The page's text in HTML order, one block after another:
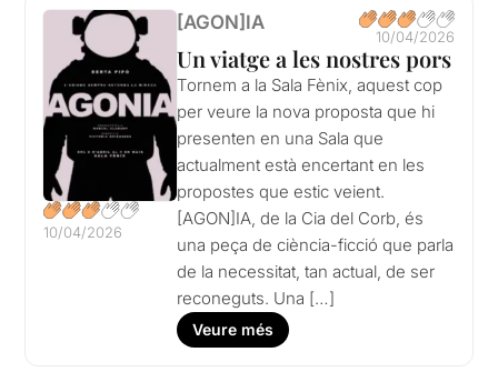
10/04/2026
[AGON]IA
10/04/2026
Un viatge a les nostres pors
Tornem a la Sala Fènix, aquest cop
per veure la nova proposta que hi
presenten en una Sala que
actualment està encertant en les
propostes que estic veient.
[AGON]IA, de la Cia del Corb, és
una peça de ciència-ficció que parla
de la necessitat, tan actual, de ser
reconeguts. Una […]
Veure més